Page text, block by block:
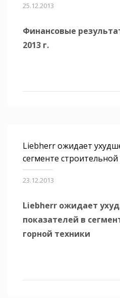
25.12.2013
Финансовые
2013 г.
Liebherr ожидает
сегменте
23.12.2013
Liebherr ожидает
показателей в
горной техники